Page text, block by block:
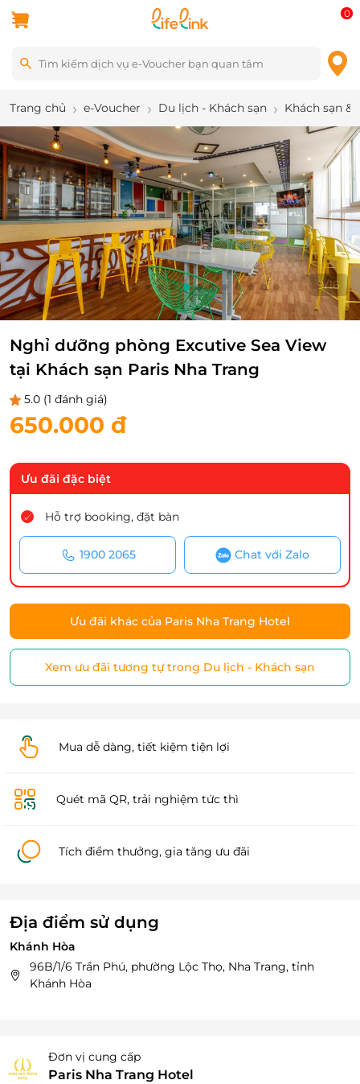
0
Trang chủ e-Voucher Du lịch - Khách sạn Khách sạn &
9/16
Nghỉ dưỡng phòng Excutive Sea View
tại Khách sạn Paris Nha Trang
5.0 (1 đánh giá)
650.000 đ
Ưu đãi đặc biệt
Hỗ trợ booking, đặt bàn
1900 2065 Chat với Zalo
Ưu đãi khác của Paris Nha Trang Hotel
Xem ưu đãi tương tự trong Du lịch - Khách sạn
Mua dễ dàng, tiết kiệm tiện lợi
Quét mã QR, trải nghiệm tức thì
Tích điểm thưởng, gia tăng ưu đãi
Địa điểm sử dụng
Khánh Hòa
96B/1/6 Trần Phú, phường Lộc Thọ, Nha Trang, tỉnh
Khánh Hòa
Đơn vị cung cấp
Paris Nha Trang Hotel